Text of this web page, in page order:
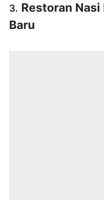
3. Restoran Nasi
Baru